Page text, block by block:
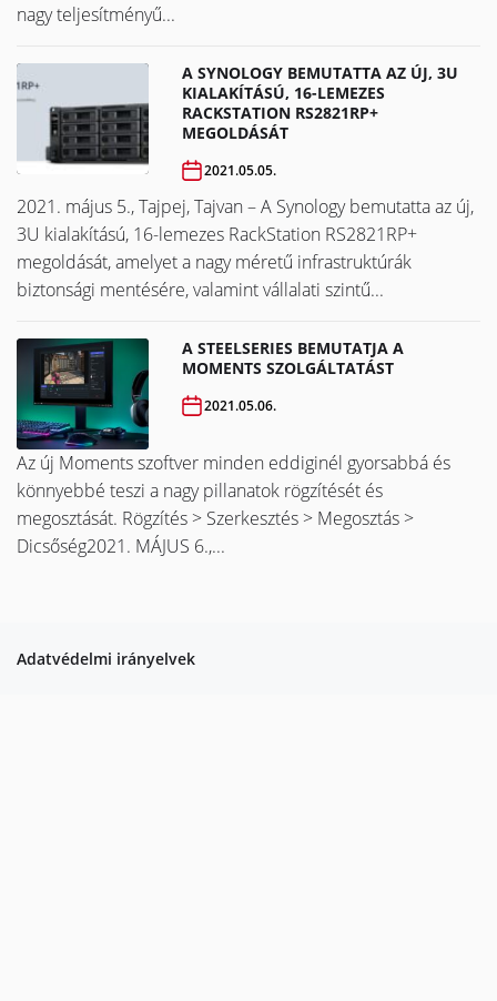
nagy teljesítményű...
A SYNOLOGY BEMUTATTA AZ ÚJ, 3U
KIALAKÍTÁSÚ, 16-LEMEZES
RACKSTATION RS2821RP+
MEGOLDÁSÁT
2021.05.05.
2021. május 5., Tajpej, Tajvan – A Synology bemutatta az új,
3U kialakítású, 16-lemezes RackStation RS2821RP+
megoldását, amelyet a nagy méretű infrastruktúrák
biztonsági mentésére, valamint vállalati szintű...
A STEELSERIES BEMUTATJA A
MOMENTS SZOLGÁLTATÁST
2021.05.06.
Az új Moments szoftver minden eddiginél gyorsabbá és
könnyebbé teszi a nagy pillanatok rögzítését és
megosztását. Rögzítés > Szerkesztés > Megosztás >
Dicsőség2021. MÁJUS 6.,...
Adatvédelmi irányelvek